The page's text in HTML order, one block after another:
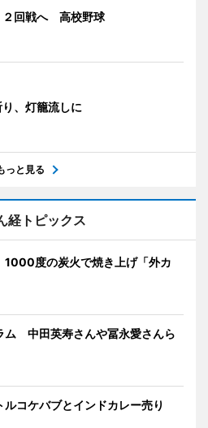
２回戦へ 高校野球
、灯籠流しに
っと見る
経トピックス
度の炭火で焼き上げ「外カ
ム 中田英寿さんや冨永愛さんら
コケバブとインドカレー売り